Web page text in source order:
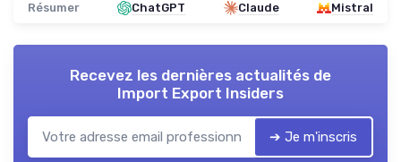
Résumer ChatGPT Claude Mistral
Recevez les dernières actualités de
Import Export Insiders
➔ Je m'inscris